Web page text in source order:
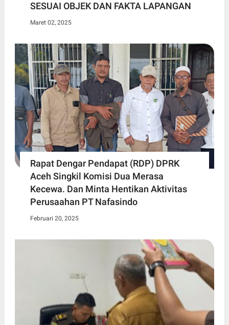
SESUAI OBJEK DAN FAKTA LAPANGAN
Maret 02, 2025
Rapat Dengar Pendapat (RDP) DPRK
Aceh Singkil Komisi Dua Merasa
Kecewa. Dan Minta Hentikan Aktivitas
Perusaahan PT Nafasindo
Februari 20, 2025